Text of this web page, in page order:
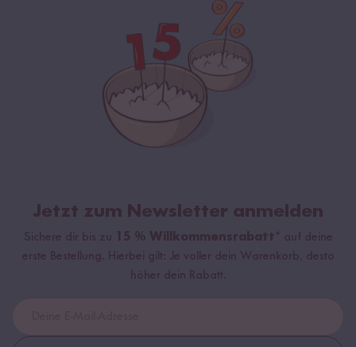
Jetzt zum Newsletter anmelden
Sichere dir bis zu 15 % Willkommensrabatt* auf deine
erste Bestellung. Hierbei gilt: Je voller dein Warenkorb, desto
höher dein Rabatt.